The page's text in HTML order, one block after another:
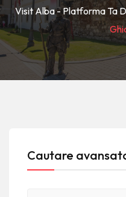
Visit Alba - Platforma Ta
Cautare